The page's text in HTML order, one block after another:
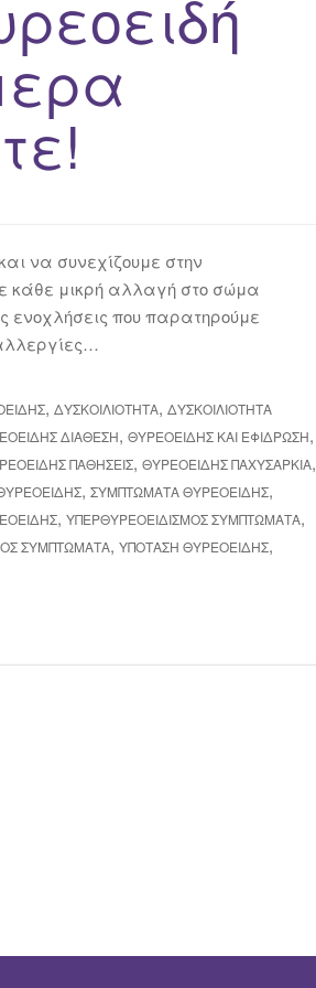
να συνεχίζουμε στην
κάθε μικρή αλλαγή στο σώμα
ενοχλήσεις που παρατηρούμε
, ΔΥΣΚΟΙΛΙΌΤΗΤΑ, ΔΥΣΚΟΙΛΙΌΤΗΤΑ
ΔΙΆΘΕΣΗ, ΘΥΡΕΟΕΙΔΉΣ ΚΑΙ ΕΦΊΔΡΩΣΗ,
ΠΑΘΉΣΕΙΣ, ΘΥΡΕΟΕΙΔΉΣ ΠΑΧΥΣΑΡΚΊΑ,
, ΣΥΜΠΤΏΜΑΤΑ ΘΥΡΕΟΕΙΔΉΣ,
, ΥΠΕΡΘΥΡΕΟΕΙΔΙΣΜΌΣ ΣΥΜΠΤΏΜΑΤΑ,
ΣΥΜΠΤΏΜΑΤΑ, ΥΠΌΤΑΣΗ ΘΥΡΕΟΕΙΔΉΣ,